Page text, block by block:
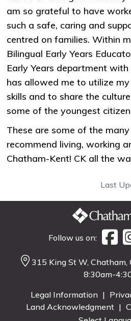
am so grateful to have
such a safe, caring and
centred on families. Within
Bilingual Early Years
Early Years department
has allowed me to utilize
skills and to share the
some of the youngest
These are some of the
recommend living, working
Chatham-Kent! CK all the
Last
Follow us on:
315 King St W, Chatham,
8:30am-
Legal Information |
Land Acknowledgment |